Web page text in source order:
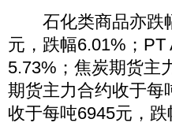
石化类商品亦跌幅
元，跌幅6.01%；
5.73%；焦炭期货主
期货主力合约收于每
收于每吨6945元，跌